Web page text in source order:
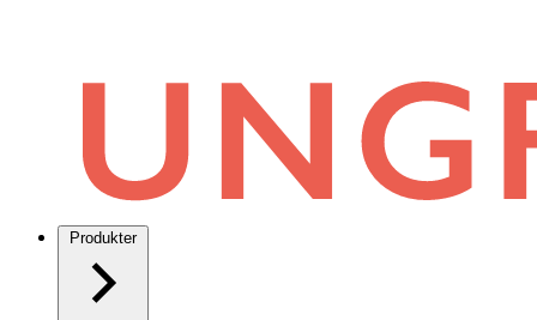
Produkter